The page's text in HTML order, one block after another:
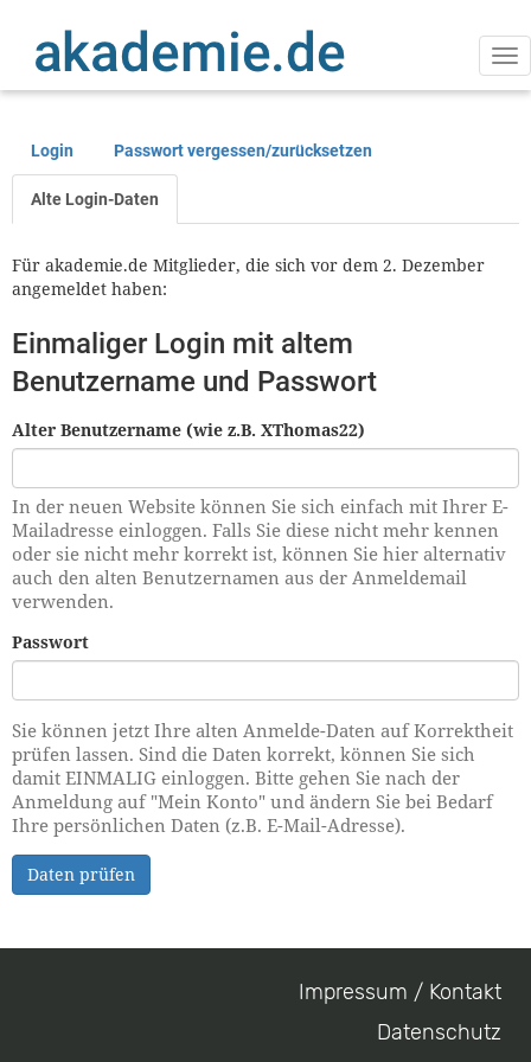
Inhalt
Primäre
Reiter
Login Passwort vergessen/zurücksetzen
Alte Login-Daten
Für akademie.de Mitglieder, die sich vor dem 2. Dezember
angemeldet haben:
Einmaliger Login mit altem
Benutzername und Passwort
Alter Benutzername (wie z.B. XThomas22)
In der neuen Website können Sie sich einfach mit Ihrer E-
Mailadresse einloggen. Falls Sie diese nicht mehr kennen
oder sie nicht mehr korrekt ist, können Sie hier alternativ
auch den alten Benutzernamen aus der Anmeldemail
verwenden.
Passwort
Sie können jetzt Ihre alten Anmelde-Daten auf Korrektheit
prüfen lassen. Sind die Daten korrekt, können Sie sich
damit EINMALIG einloggen. Bitte gehen Sie nach der
Anmeldung auf "Mein Konto" und ändern Sie bei Bedarf
Ihre persönlichen Daten (z.B. E-Mail-Adresse).
Daten prüfen
Impressum / Kontakt
Datenschutz